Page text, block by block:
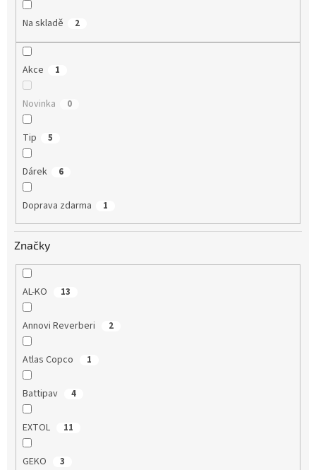
Na skladě 2
Akce 1
Novinka 0
Tip 5
Dárek 6
Doprava zdarma 1
Značky
AL-KO 13
Annovi Reverberi 2
Atlas Copco 1
Battipav 4
EXTOL 11
GEKO 3